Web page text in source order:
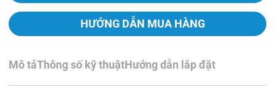
HƯỚNG DẪN MUA HÀNG
Mô tảThông số kỹ thuậtHướng dẫn lắp đặt